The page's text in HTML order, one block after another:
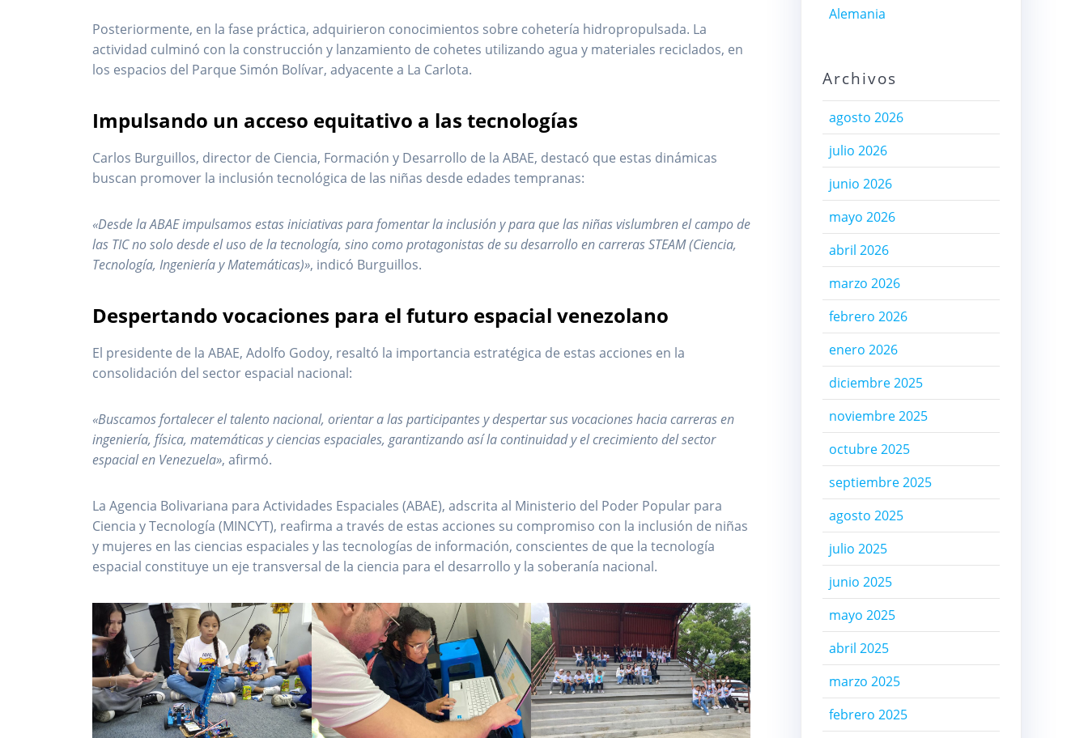
Posteriormente, en la fase práctica, adquirieron conocimientos sobre cohetería hidropropulsada. La
actividad culminó con la construcción y lanzamiento de cohetes utilizando agua y materiales reciclados, en
los espacios del Parque Simón Bolívar, adyacente a La Carlota.
Impulsando un acceso equitativo a las tecnologías
Carlos Burguillos, director de Ciencia, Formación y Desarrollo de la ABAE, destacó que estas dinámicas
buscan promover la inclusión tecnológica de las niñas desde edades tempranas:
«Desde la ABAE impulsamos estas iniciativas para fomentar la inclusión y para que las niñas vislumbren el campo de
las TIC no solo desde el uso de la tecnología, sino como protagonistas de su desarrollo en carreras STEAM (Ciencia,
Tecnología, Ingeniería y Matemáticas)», indicó Burguillos.
Despertando vocaciones para el futuro espacial venezolano
El presidente de la ABAE, Adolfo Godoy, resaltó la importancia estratégica de estas acciones en la
consolidación del sector espacial nacional:
«Buscamos fortalecer el talento nacional, orientar a las participantes y despertar sus vocaciones hacia carreras en
ingeniería, física, matemáticas y ciencias espaciales, garantizando así la continuidad y el crecimiento del sector
espacial en Venezuela», afirmó.
La Agencia Bolivariana para Actividades Espaciales (ABAE), adscrita al Ministerio del Poder Popular para
Ciencia y Tecnología (MINCYT), reafirma a través de estas acciones su compromiso con la inclusión de niñas
y mujeres en las ciencias espaciales y las tecnologías de información, conscientes de que la tecnología
espacial constituye un eje transversal de la ciencia para el desarrollo y la soberanía nacional.
Alemania
Archivos
agosto 2026
julio 2026
junio 2026
mayo 2026
abril 2026
marzo 2026
febrero 2026
enero 2026
diciembre 2025
noviembre 2025
octubre 2025
septiembre 2025
agosto 2025
julio 2025
junio 2025
mayo 2025
abril 2025
marzo 2025
febrero 2025